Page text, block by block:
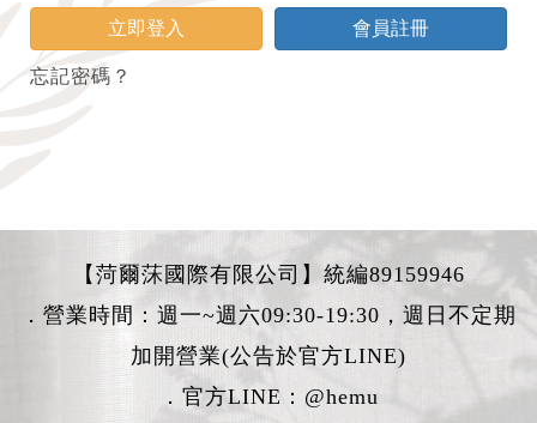
立即登入 會員註冊
忘記密碼？
【菏爾莯國際有限公司】統編89159946
．營業時間：週一~週六09:30-19:30，週日不定期
加開營業(公告於官方LINE)
．官方LINE： @hemu